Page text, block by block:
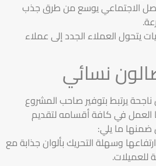
الاجتماعي يوسع منطرق جذب
يتحول العملاء الجدد إلى عملاء
نسائي
يرتبط بتوفير صاحب المشروع
العمل في كافة أقسامه لتقديم
ما يلي:
وسهلة التحريك بألوان جذابة مع
للعميلات.